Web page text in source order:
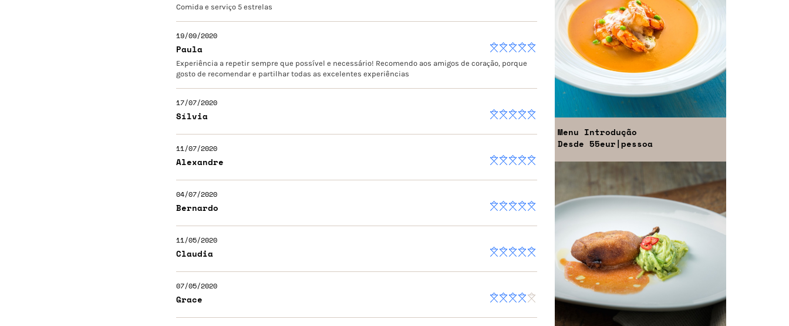
Comida e serviço 5 estrelas
19/09/2020
Paula
Experiência a repetir sempre que possível e necessário! Recomendo aos amigos de coração, porque
gosto de recomendar e partilhar todas as excelentes experiências
17/07/2020
Sílvia
11/07/2020
Alexandre
04/07/2020
Bernardo
11/05/2020
Claudia
07/05/2020
Grace
Menu Introdução
Desde 55eur|pessoa